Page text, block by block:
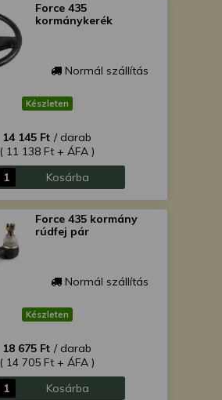
Force 435
kormánykerék
Normál szállítás
Készleten
14 145 Ft / darab
( 11 138 Ft + ÁFA )
Kosárba
Force 435 kormány
rúdfej pár
Normál szállítás
Készleten
18 675 Ft / darab
( 14 705 Ft + ÁFA )
Kosárba